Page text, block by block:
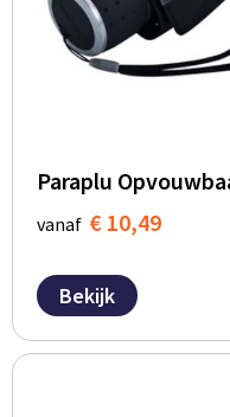
Paraplu
vanaf € 10,49
Bekijk